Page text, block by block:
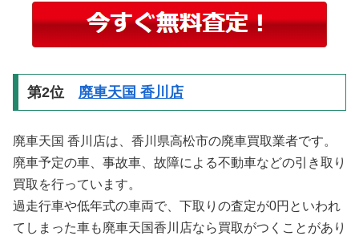
第2位 廃車天国 香川店
廃車天国 香川店は、香川県高松市の廃車買取業者です。
廃車予定の車、事故車、故障による不動車などの引き取り
買取を行っています。
過走行車や低年式の車両で、下取りの査定が0円といわれ
てしまった車も廃車天国香川店なら買取がつくことがあり